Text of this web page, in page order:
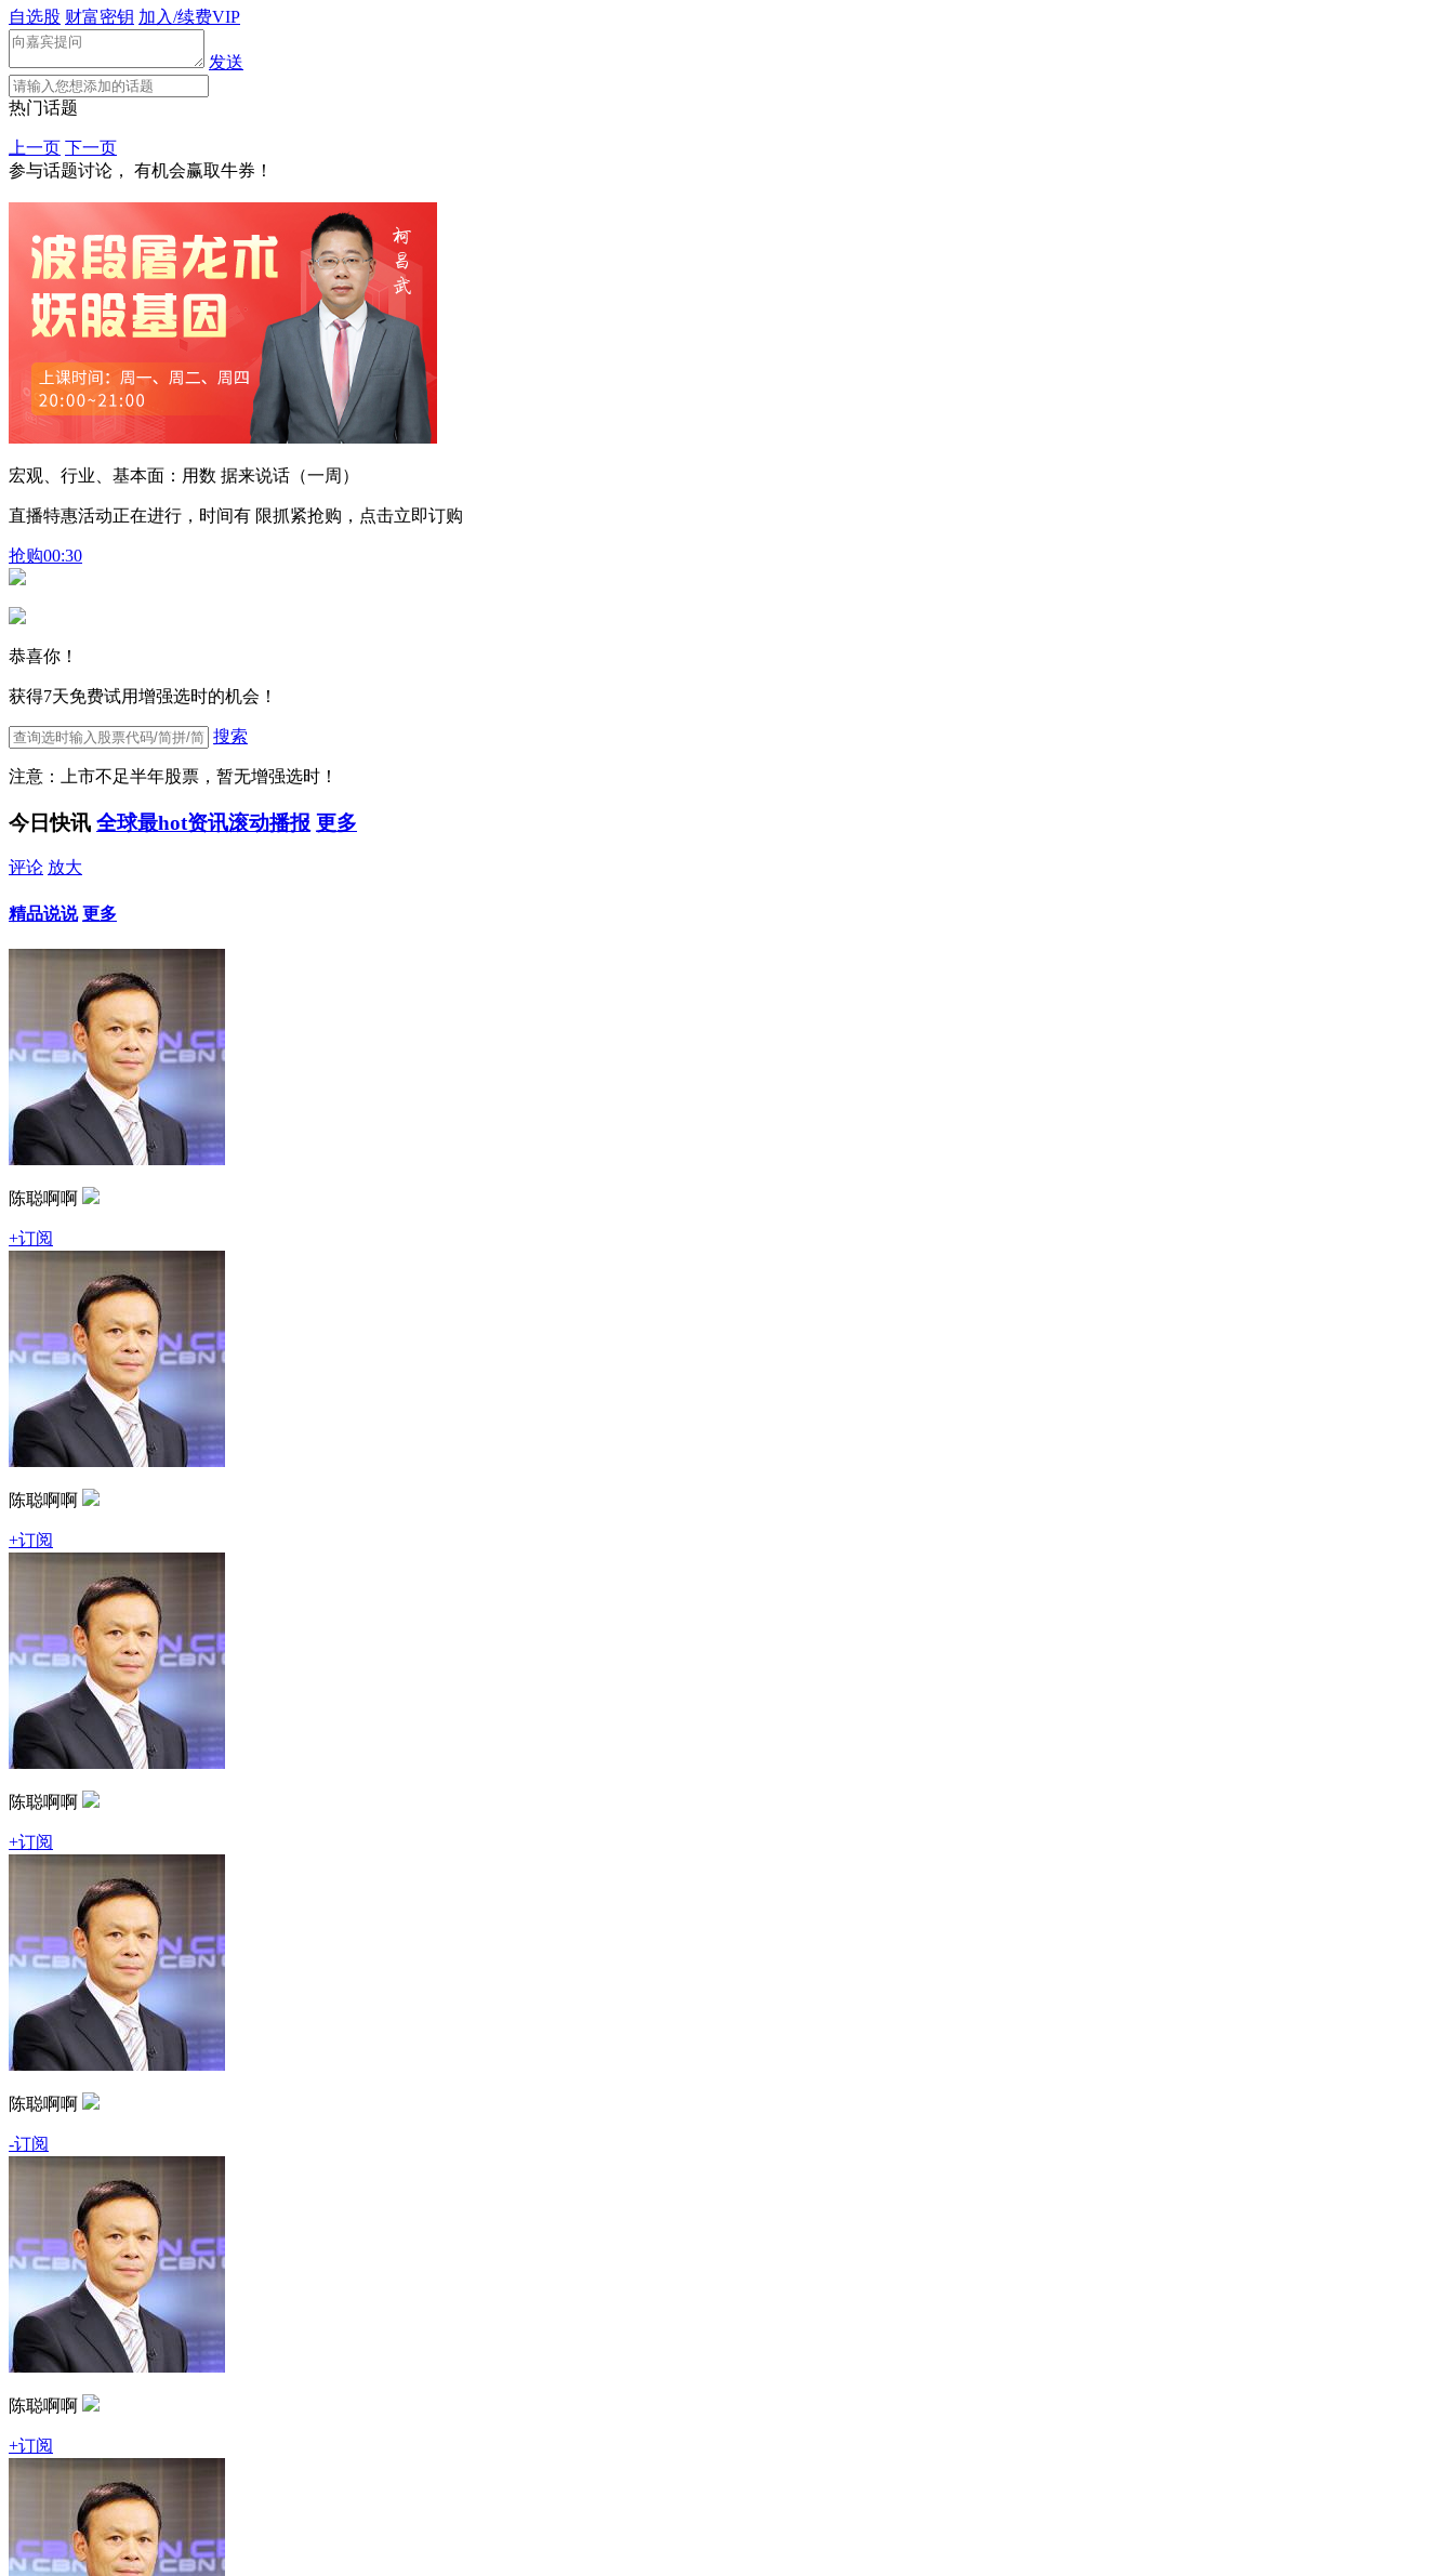
自选股 财富密钥 加入/续费VIP
发送
热门话题
上一页 下一页
参与话题讨论， 有机会赢取牛券！
宏观、行业、基本面：用数 据来说话（一周）
直播特惠活动正在进行，时间有 限抓紧抢购，点击立即订购
抢购00:30
恭喜你！
获得7天免费试用增强选时的机会！
搜索
注意：上市不足半年股票，暂无增强选时！
今日快讯 全球最hot资讯滚动播报 更多
评论 放大
精品说说 更多
陈聪啊啊
+订阅
陈聪啊啊
+订阅
陈聪啊啊
+订阅
陈聪啊啊
-订阅
陈聪啊啊
+订阅